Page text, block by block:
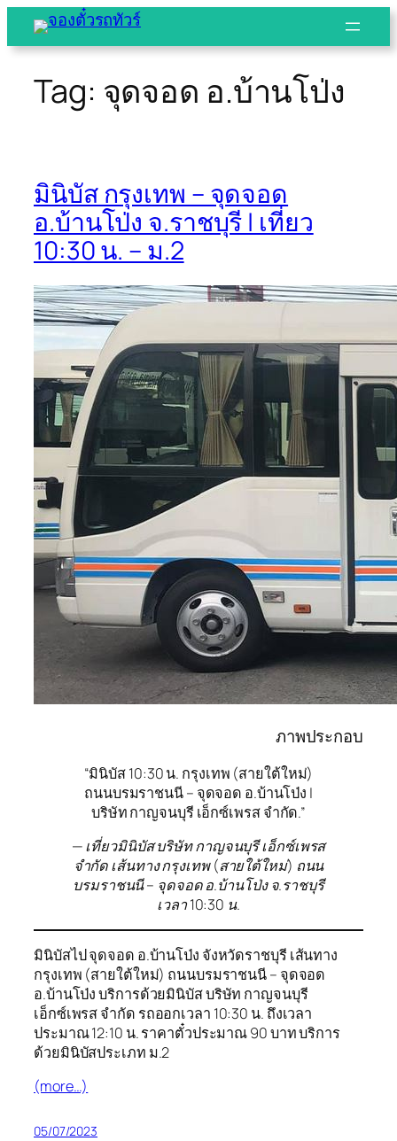
Skip
Tag: จุดจอด อ.บ้านโป่ง
มินิบัส กรุงเทพ – จุดจอด
อ.บ้านโป่ง จ.ราชบุรี | เที่ยว
10:30 น. – ม.2
ภาพประกอบ
“มินิบัส 10:30 น. กรุงเทพ (สายใต้ใหม่)
ถนนบรมราชนนี – จุดจอด อ.บ้านโป่ง |
บริษัท กาญจนบุรี เอ็กซ์เพรส จำกัด.”
— เที่ยวมินิบัส บริษัท กาญจนบุรี เอ็กซ์เพรส
จำกัด เส้นทาง กรุงเทพ (สายใต้ใหม่) ถนน
บรมราชนนี – จุดจอด อ.บ้านโป่ง จ.ราชบุรี
เวลา 10:30 น.
มินิบัสไป จุดจอด อ.บ้านโป่ง จังหวัดราชบุรี เส้นทาง
กรุงเทพ (สายใต้ใหม่) ถนนบรมราชนนี – จุดจอด
อ.บ้านโป่ง บริการด้วยมินิบัส บริษัท กาญจนบุรี
เอ็กซ์เพรส จำกัด รถออกเวลา 10:30 น. ถึงเวลา
ประมาณ 12:10 น. ราคาตั๋วประมาณ 90 บาท บริการ
ด้วยมินิบัสประเภท ม.2
(more…)
05/07/2023